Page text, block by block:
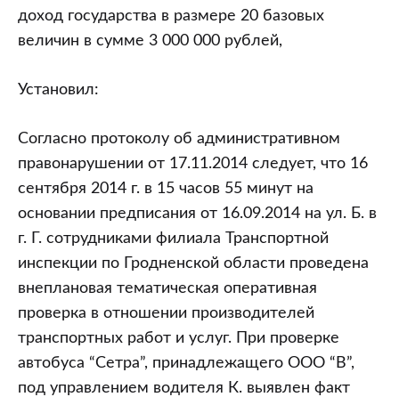
доход государства в размере 20 базовых
величин в сумме 3 000 000 рублей,
Установил:
Согласно протоколу об административном
правонарушении от 17.11.2014 следует, что 16
сентября 2014 г. в 15 часов 55 минут на
основании предписания от 16.09.2014 на ул. Б. в
г. Г. сотрудниками филиала Транспортной
инспекции по Гродненской области проведена
внеплановая тематическая оперативная
проверка в отношении производителей
транспортных работ и услуг. При проверке
автобуса “Сетра”, принадлежащего ООО “В”,
под управлением водителя К. выявлен факт